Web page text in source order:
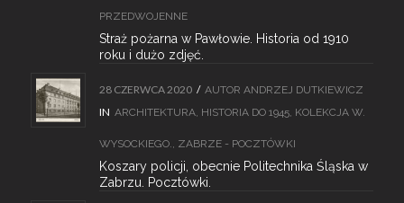
PRZEDWOJENNE
Straż pożarna w Pawłowie. Historia od 1910
roku i dużo zdjęć.
28 CZERWCA 2020 / AUTOR ANDRZEJ DUTKIEWICZ
IN ARCHITEKTURA, HISTORIA DO 1945, KOLEKCJA W.
WYSOCKIEGO., ZABRZE - POCZTÓWKI
Koszary policji, obecnie Politechnika Śląska w
Zabrzu. Pocztówki.